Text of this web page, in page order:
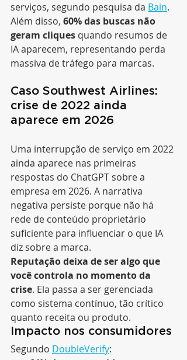
serviços, segundo pesquisa da Bain.
Além disso, 60% das buscas não
geram cliques quando resumos de
IA aparecem, representando perda
massiva de tráfego para marcas.
Caso Southwest Airlines:
crise de 2022 ainda
aparece em 2026
Uma interrupção de serviço em 2022
ainda aparece nas primeiras
respostas do ChatGPT sobre a
empresa em 2026. A narrativa
negativa persiste porque não há
rede de conteúdo proprietário
suficiente para influenciar o que IA
diz sobre a marca.
Reputação deixa de ser algo que
você controla no momento da
crise. Ela passa a ser gerenciada
como sistema contínuo, tão crítico
quanto receita ou produto.
Impacto nos consumidores
Segundo DoubleVerify: